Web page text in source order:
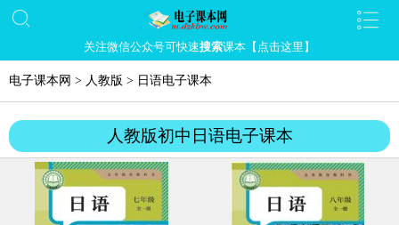
关注微信公众号可快速搜索课本【点击这里】
电子课本网 > 人教版 > 日语电子课本
人教版初中日语电子课本